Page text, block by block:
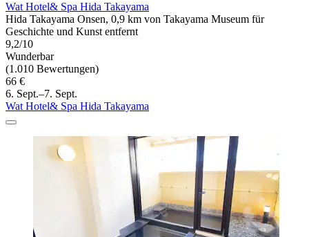
Wat Hotel& Spa Hida Takayama
Hida Takayama Onsen, 0,9 km von Takayama Museum für
Geschichte und Kunst entfernt
9,2/10
Wunderbar
(1.010 Bewertungen)
66 €
6. Sept.–7. Sept.
Wat Hotel& Spa Hida Takayama